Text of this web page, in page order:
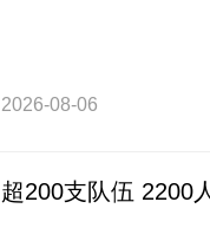
2026-08-06
超200支队伍 2200